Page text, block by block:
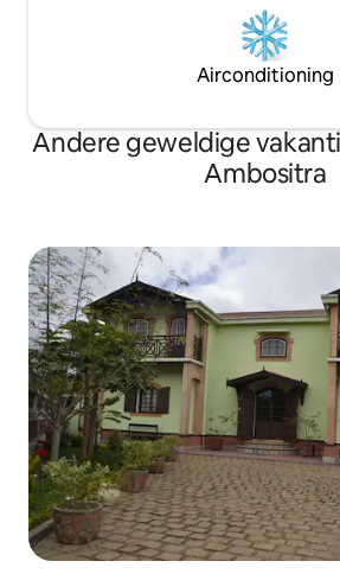
Airconditioning
Andere geweldige
Ambositra